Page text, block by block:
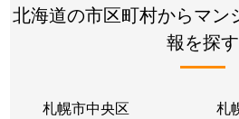
北海道の市区町村からマン
報を探す
札幌市中央区 札